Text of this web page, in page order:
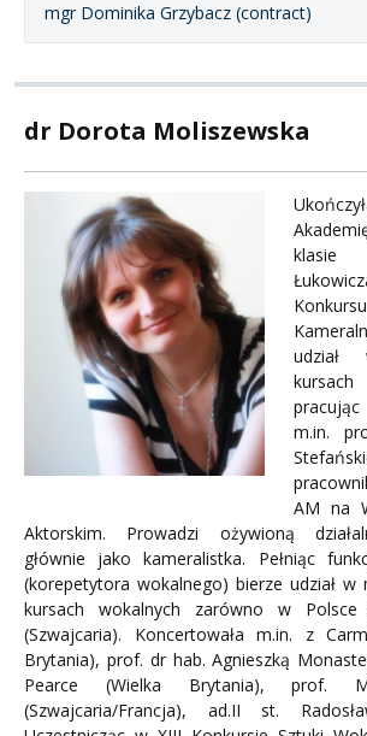
mgr Dominika Grzybacz (contract)
dr Dorota Moliszewska
klasie
udział
m.in.
AM na
Aktorskim. Prowadzi ożywioną
głównie jako kameralistka. Pełniąc
(korepetytora wokalnego) bierze udział w
kursach wokalnych zarówno w
(Szwajcaria). Koncertowała m.in. z
Brytania), prof. dr hab. Agnieszką
Pearce (Wielka Brytania), prof.
(Szwajcaria/Francja), ad.II st.